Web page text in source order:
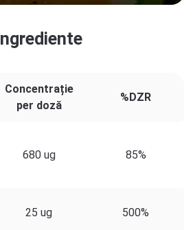
Ingrediente
Concentrație
per doză
%DZR
680 ug 85%
25 ug 500%